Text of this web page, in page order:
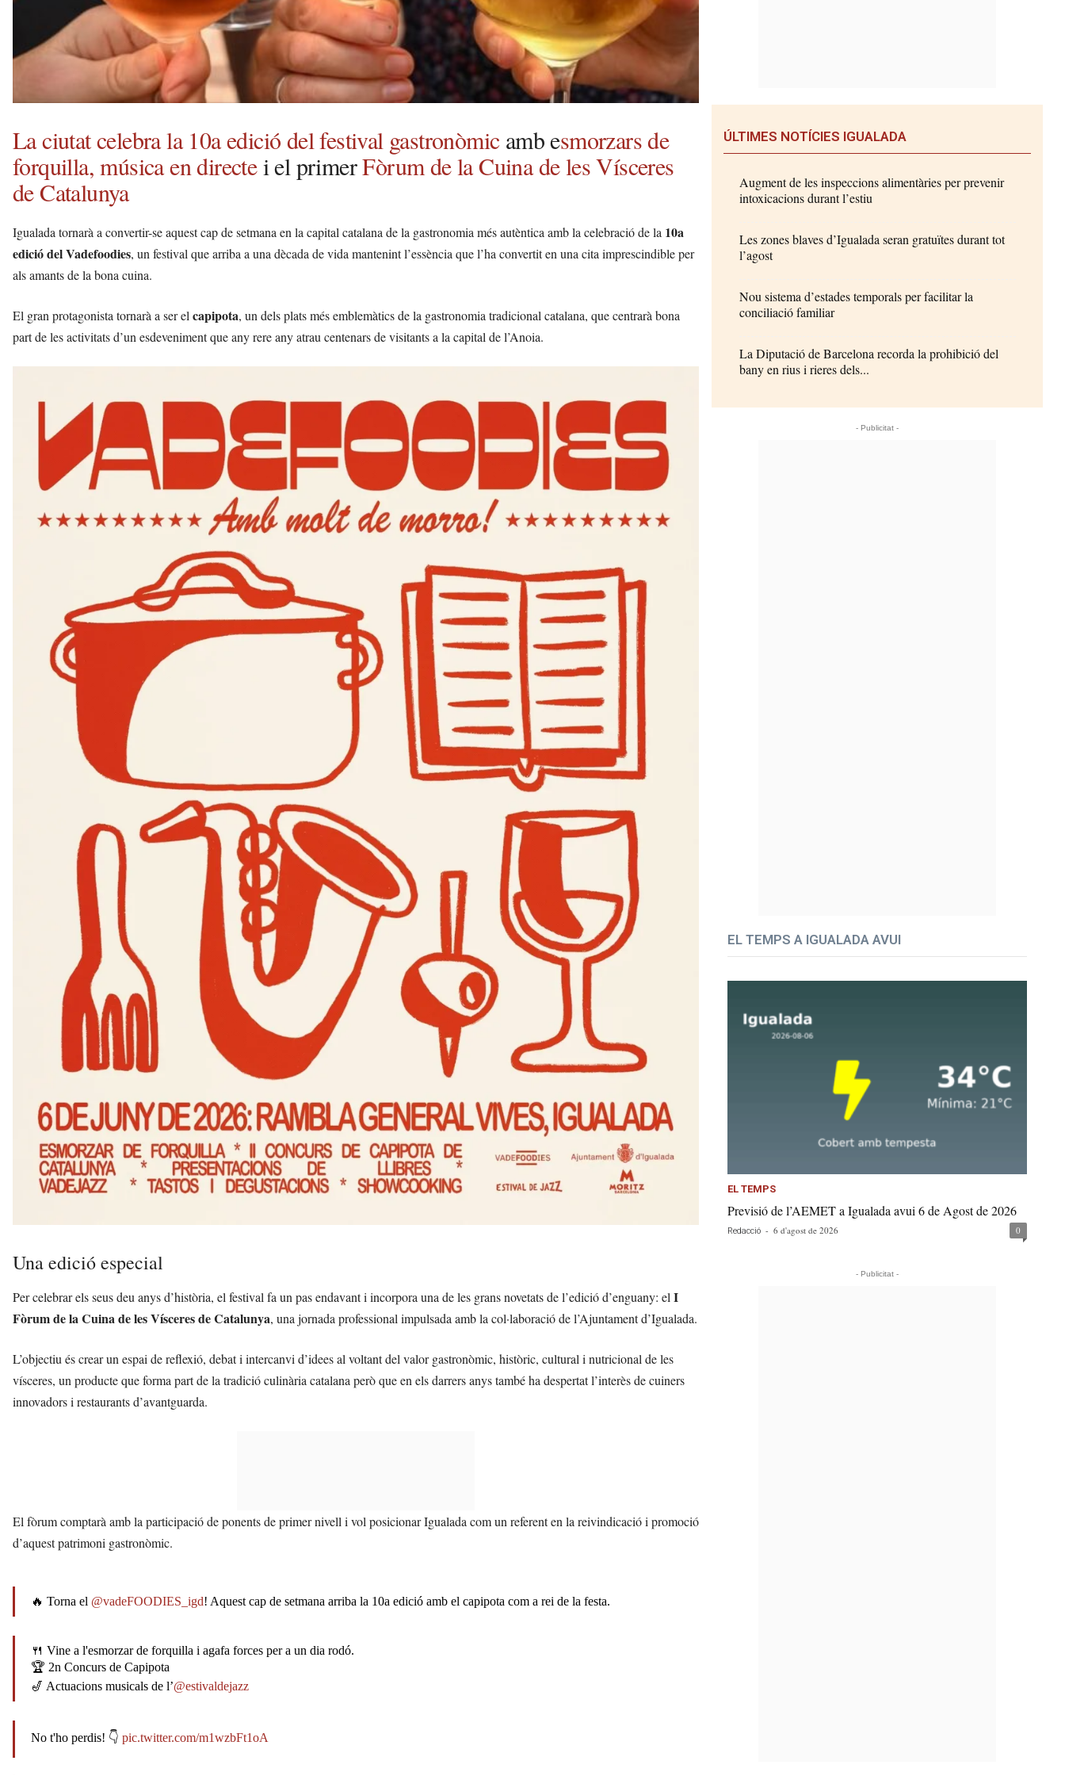
La ciutat celebra la 10a edició del festival gastronòmicamb esmorzars de
forquilla, música en directei el primerFòrum de la Cuina de les Vísceres
de Catalunya
Igualada tornarà a convertir-se aquest cap de setmana en la capital catalana de la gastronomia més autèntica amb la celebració de la 10a
edició del Vadefoodies, un festival que arriba a una dècada de vida mantenint l’essència que l’ha convertit en una cita imprescindible per
als amants de la bona cuina.
El gran protagonista tornarà a ser el capipota, un dels plats més emblemàtics de la gastronomia tradicional catalana, que centrarà bona
part de les activitats d’un esdeveniment que any rere any atrau centenars de visitants a la capital de l’Anoia.
Una edició especial
Per celebrar els seus deu anys d’història, el festival fa un pas endavant i incorpora una de les grans novetats de l’edició d’enguany: el I
Fòrum de la Cuina de les Vísceres de Catalunya, una jornada professional impulsada amb la col·laboració de l’Ajuntament d’Igualada.
L’objectiu és crear un espai de reflexió, debat i intercanvi d’idees al voltant del valor gastronòmic, històric, cultural i nutricional de les
vísceres, un producte que forma part de la tradició culinària catalana però que en els darrers anys també ha despertat l’interès de cuiners
innovadors i restaurants d’avantguarda.
El fòrum comptarà amb la participació de ponents de primer nivell i vol posicionar Igualada com un referent en la reivindicació i promoció
d’aquest patrimoni gastronòmic.
🔥 Torna el @vadeFOODIES_igd! Aquest cap de setmana arriba la 10a edició amb el capipota com a rei de la festa.
🍴 Vine a l'esmorzar de forquilla i agafa forces per a un dia rodó.
🏆 2n Concurs de Capipota
🎷 Actuacions musicals de l’@estivaldejazz
No t'ho perdis! 👇 pic.twitter.com/m1wzbFt1oA
ÚLTIMES NOTÍCIES IGUALADA
Augment de les inspeccions alimentàries per prevenir
intoxicacions durant l’estiu
Les zones blaves d’Igualada seran gratuïtes durant tot
l’agost
Nou sistema d’estades temporals per facilitar la
conciliació familiar
La Diputació de Barcelona recorda la prohibició del
bany en rius i rieres dels...
- Publicitat -
EL TEMPS A IGUALADA AVUI
EL TEMPS
Previsió de l’AEMET a Igualada avui 6 de Agost de 2026
Redacció - 6 d'agost de 2026 0
- Publicitat -